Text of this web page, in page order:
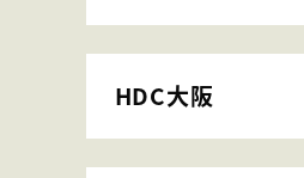
HDC大阪